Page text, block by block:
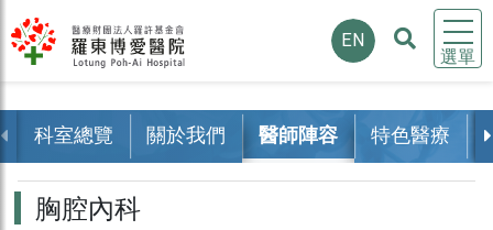
選單
EN
科室總覽 關於我們 醫師陣容 特色醫療
胸腔內科